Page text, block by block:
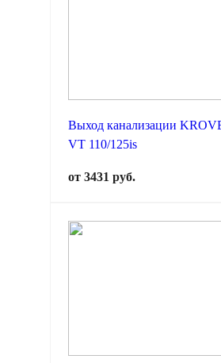
Выход канализации
VT 110/125is
от 3431 руб.